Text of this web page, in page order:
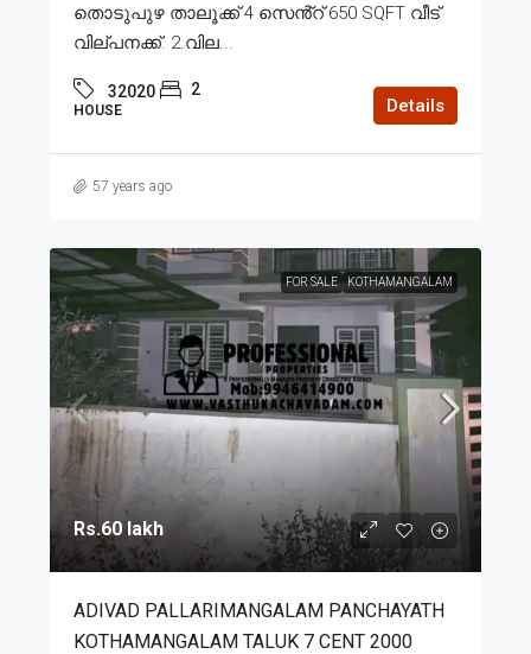
തൊടുപുഴ താലൂക്ക് 4 സെൻ്റ് 650 SQFT വീട്
വില്പനക്ക്. 2.വില...
32020 2
HOUSE Details
57 years ago
FOR SALE KOTHAMANGALAM
Rs.60 lakh
ADIVAD PALLARIMANGALAM PANCHAYATH
KOTHAMANGALAM TALUK 7 CENT 2000